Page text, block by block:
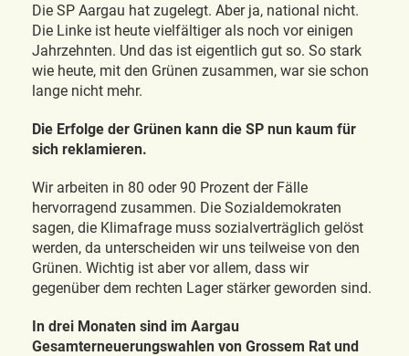
Die SP Aargau hat zugelegt. Aber ja, national nicht.
Die Linke ist heute vielfältiger als noch vor einigen
Jahrzehnten. Und das ist eigentlich gut so. So stark
wie heute, mit den Grünen zusammen, war sie schon
lange nicht mehr.
Die Erfolge der Grünen kann die SP nun kaum für
sich reklamieren.
Wir arbeiten in 80 oder 90 Prozent der Fälle
hervorragend zusammen. Die Sozialdemokraten
sagen, die Klimafrage muss sozialverträglich gelöst
werden, da unterscheiden wir uns teilweise von den
Grünen. Wichtig ist aber vor allem, dass wir
gegenüber dem rechten Lager stärker geworden sind.
In drei Monaten sind im Aargau
Gesamterneuerungswahlen von Grossem Rat und